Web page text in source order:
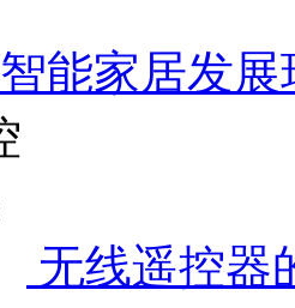
智能家居发展
无线遥控器